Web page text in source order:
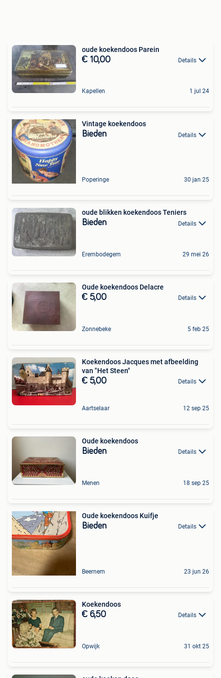
oude koekendoos Parein
€ 10,00 Details
Kapellen 1 jul 24
Vintage koekendoos
Bieden Details
Poperinge 30 jan 25
oude blikken koekendoos Teniers
Bieden Details
Erembodegem 29 mei 26
Oude koekendoos Delacre
€ 5,00 Details
Zonnebeke 5 feb 25
Koekendoos Jacques met afbeelding
van "Het Steen"
€ 5,00 Details
Aartselaar 12 sep 25
Oude koekendoos
Bieden Details
Menen 18 sep 25
Oude koekendoos Kuifje
Bieden Details
Beernem 23 jun 26
Koekendoos
€ 6,50 Details
Opwijk 31 okt 25